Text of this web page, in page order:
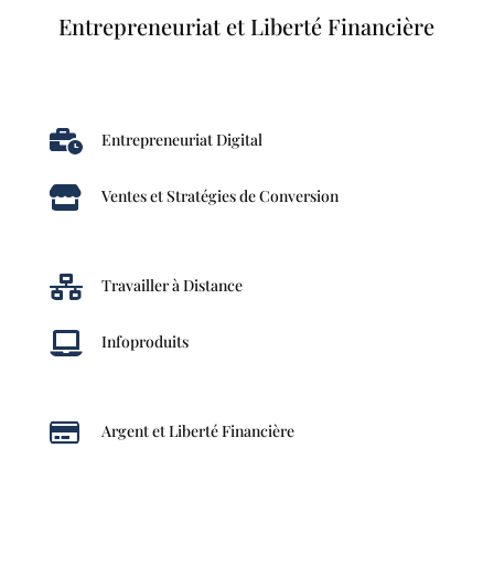
Entrepreneuriat et Liberté Financière
 Entrepreneuriat Digital
 Ventes et Stratégies de Conversion
 Travailler à Distance
 Infoproduits
 Argent et Liberté Financière